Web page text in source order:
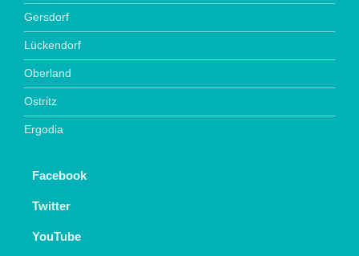
Gersdorf
Lückendorf
Oberland
Ostritz
Ergodia
Facebook
Twitter
YouTube